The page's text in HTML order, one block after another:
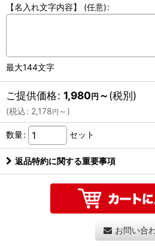
【名入れ文字内容】 (任意):
最大144文字
ご提供価格: 1,980円 ～(税別)
(税込: 2,178 円 ～ )
数量: セット
返品特約に関する重要事項
お問い合